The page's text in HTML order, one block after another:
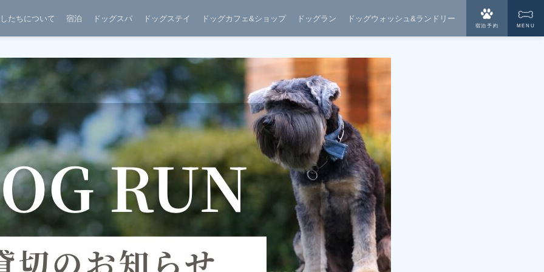
たちについて 宿泊 ドッグスパ ドッグステイ ドッグカフェ&ショップ ドッグラン ドッグウォッシュ&ランドリー
宿泊予約 MENU